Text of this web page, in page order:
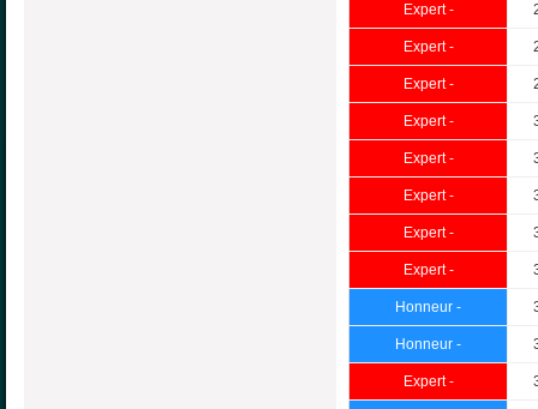
Expert -
Expert -
Expert -
Expert -
Expert -
Expert -
Expert -
Expert -
Honneur -
Honneur -
Expert -